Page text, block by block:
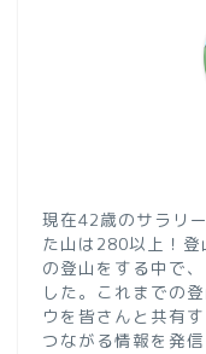
現在42歳のサラリ
た山は280以上！
の登山をする中で
した。これまでの
ウを皆さんと共有
つながる情報を発